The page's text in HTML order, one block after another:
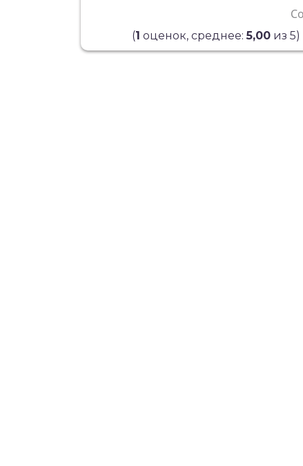
(1 оценок, среднее:5,00 из 5)